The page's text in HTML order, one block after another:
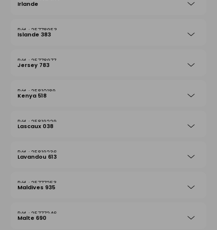
Irlande
25778953
Islande 383
25778977
Jersey 783
25810189
Kenya 518
25819229
Lascaux 038
25819236
Lavandou 613
25777253
Maldives 935
25777246
Malte 690